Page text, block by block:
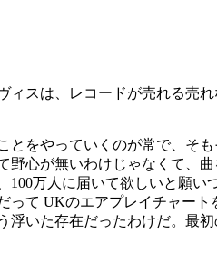
スは、レコードが売れる売
をやっていくのが常で、そ
心が無いわけじゃなくて、
万人に届いて欲しいと願
て UKのエアプレイチャー
いた存在だったわけだ。最